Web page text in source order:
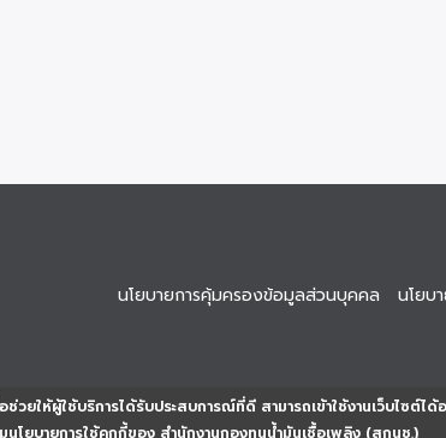
ยให้ผู้ใช้บริการได้รับประสบการณ์ที่ดี สามารถเข้าใช้งานเว็บไซต์ได้
นโยบายการใช้คุกกี้ของ สำนักงานกองทุนน้ำมันเชื้อเพลิง (สกนช.)
นโยบายการคุ้มครองข้อมูลส่วนบุคคล นโยบ